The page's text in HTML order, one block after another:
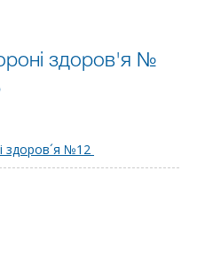
здоров'я №
здоров´я №12